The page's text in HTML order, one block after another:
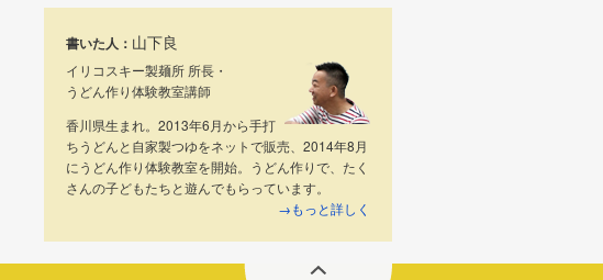
書いた人： 山下良
イリコスキー製麺所 所長・
うどん作り体験教室講師
香川県生まれ。2013年6月から手打
ちうどんと自家製つゆをネットで販売、2014年8月
にうどん作り体験教室を開始。うどん作りで、たく
さんの子どもたちと遊んでもらっています。
→もっと詳しく